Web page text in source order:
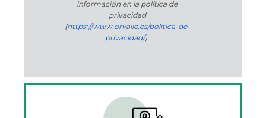
información en la política de
privacidad
(https://www.orvalle.es/politica-de-
privacidad/).